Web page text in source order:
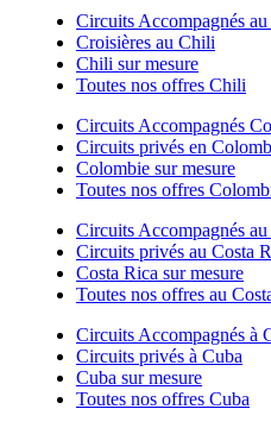
Circuits Accompagnés
Croisières au Chili
Chili sur mesure
Toutes nos offres Chili
Circuits Accompagnés
Circuits privés en
Colombie sur mesure
Toutes nos offres
Circuits Accompagnés
Circuits privés au Costa
Costa Rica sur mesure
Toutes nos offres au
Circuits Accompagnés à
Circuits privés à Cuba
Cuba sur mesure
Toutes nos offres Cuba